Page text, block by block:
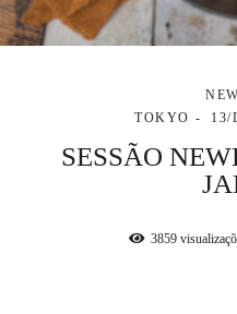
TOKYO
13/
SESSÃO
3859